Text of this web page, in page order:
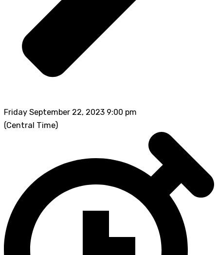
Friday September 22, 2023 9:00 pm
(Central Time)